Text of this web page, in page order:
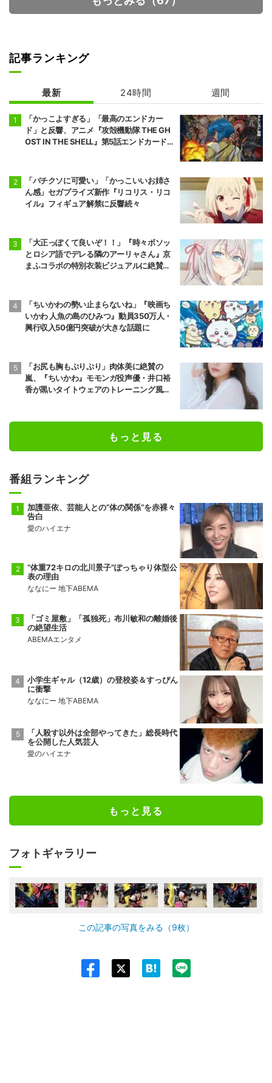
険者の日常
の魔女
記事ランキング
最新 24時間 週間
「かっこよすぎる」「最高のエンドカー
ド」と反響、アニメ『攻殻機動隊 THE GH
OST IN THE SHELL』第5話エンドカード公
「バチクソに可愛い」「かっこいいお姉さ
ん感」セガプライズ新作『リコリス・リコ
イル』フィギュア解禁に反響続々
「大正っぽくて良いぞ！！」『時々ボソッ
とロシア語でデレる隣のアーリャさん』京
まふコラボの特別衣装ビジュアルに絶賛の
「ちいかわの勢い止まらないね」『映画ち
いかわ 人魚の島のひみつ』動員350万人・
興行収入50億円突破が大きな話題に
「お尻も胸もぷりぷり」肉体美に絶賛の
嵐、『ちいかわ』モモンガ役声優・井口裕
香が黒いタイトウェアのトレーニング風景
もっと見る
番組ランキング
加護亜依、芸能人との“体の関係”を赤裸々
告白
愛のハイエナ
“体重72キロの北川景子”ぽっちゃり体型公
表の理由
ななにー 地下ABEMA
「ゴミ屋敷」「孤独死」布川敏和の離婚後
の絶望生活
ABEMAエンタメ
小学生ギャル（12歳）の登校姿＆すっぴん
に衝撃
ななにー 地下ABEMA
「人殺す以外は全部やってきた」総長時代
を公開した人気芸人
愛のハイエナ
もっと見る
フォトギャラリー
この記事の写真をみる（9枚）